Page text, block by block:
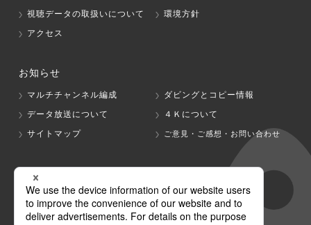
視聴データの取扱いについて
環境方針
アクセス
お知らせ
マルチチャンネル編成
ダビングとコピー情報
データ放送について
４Ｋについて
サイトマップ
ご意見・ご感想・お問い合わせ
グループ会社
テレビ朝日 テレ朝チャンネル